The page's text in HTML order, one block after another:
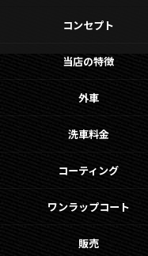
コンセプト
当店の特徴
外車
洗車料金
コーティング
ワンラップコート
販売